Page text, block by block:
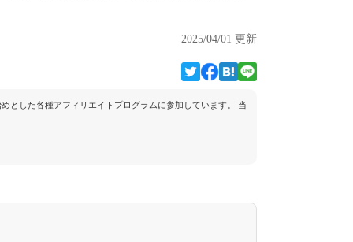
2025/04/01 更新
とした各種アフィリエイトプログラムに参加しています。 当